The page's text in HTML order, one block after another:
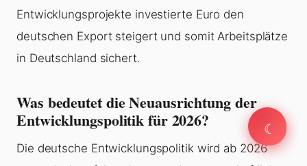
Entwicklungsprojekte investierte Euro den
deutschen Export steigert und somit Arbeitsplätze
in Deutschland sichert.
Was bedeutet die Neuausrichtung der
Entwicklungspolitik für 2026?
Die deutsche Entwicklungspolitik wird ab 2026
☾
☾